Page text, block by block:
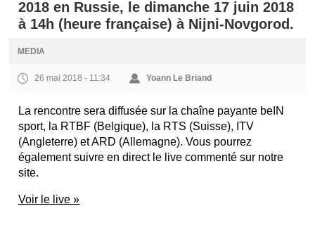
2018 en Russie, le dimanche 17 juin 2018
à 14h (heure française) à Nijni-Novgorod.
MEDIA
26 mai 2018 - 11:34 Yoann Le Briand
La rencontre sera diffusée sur la chaîne payante beIN
sport, la RTBF (Belgique), la RTS (Suisse), ITV
(Angleterre) et ARD (Allemagne). Vous pourrez
également suivre en direct le live commenté sur notre
site.
Voir le live »